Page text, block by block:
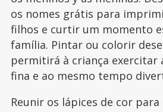
os nomes grátis para
filhos e curtir um momento
família. Pintar ou colorir
permitirá à criança exercitar
fina e ao mesmo tempo
Reunir os lápices de cor